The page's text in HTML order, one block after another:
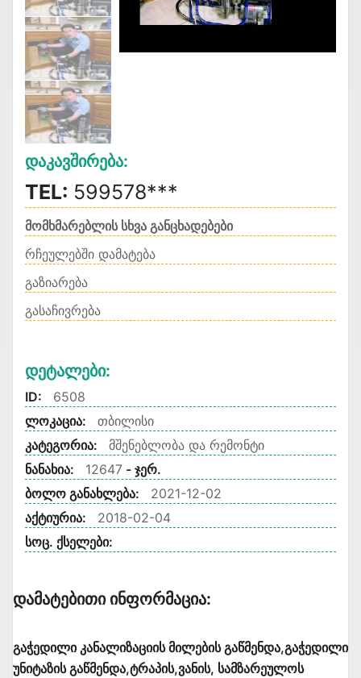
Დაკავშირება:
TEL: 599578***
მომხმარებლის სხვა განცხადებები
რჩეულებში დამატება
გაზიარება
გასაჩივრება
Დეტალები:
ID:
6508
ლოკაცია:
თბილისი
კატეგორია:
მშენებლობა და რემონტი
ნანახია:
12647 - ჯერ.
ბოლო განახლება:
2021-12-02
აქტიურია:
2018-02-04
სოც. ქსელები:
Დამატებითი Ინფორმაცია:
გაჭედილი კანალიზაციის მილების გაწმენდა,გაჭედილი
უნიტაზის გაწმენდა,ტრაპის,ვანის, სამზარეულოს